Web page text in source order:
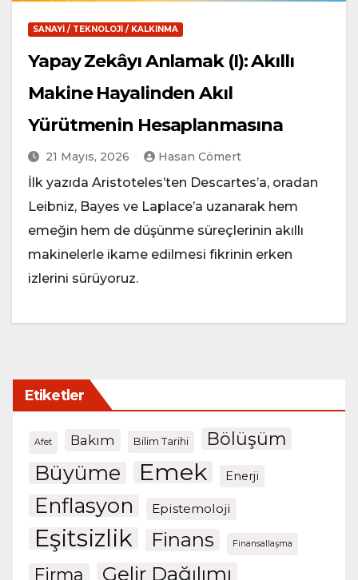
SANAYI / TEKNOLOJI / KALKINMA
Yapay Zekâyı Anlamak (I): Akıllı
Makine Hayalinden Akıl
Yürütmenin Hesaplanmasına
21 Mayıs, 2026 Hasan Cömert
İlk yazıda Aristoteles’ten Descartes’a, oradan
Leibniz, Bayes ve Laplace’a uzanarak hem
emeğin hem de düşünme süreçlerinin akıllı
makinelerle ikame edilmesi fikrinin erken
izlerini sürüyoruz.
Etiketler
Afet Bakım Bilim Tarihi Bölüşüm
Büyüme Emek Enerji
Enflasyon Epistemoloji
Eşitsizlik Finans Finansallaşma
Firma Gelir Dağılımı